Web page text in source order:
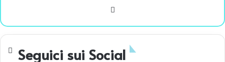
te
Seguici sui Social